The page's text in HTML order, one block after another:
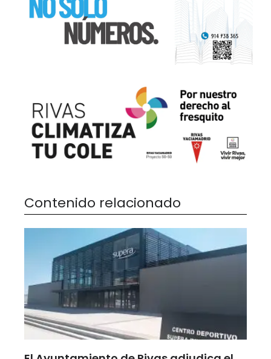
Contenido relacionado